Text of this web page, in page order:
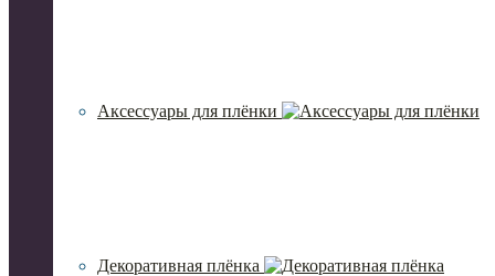
Аксессуары для плёнки
Декоративная плёнка